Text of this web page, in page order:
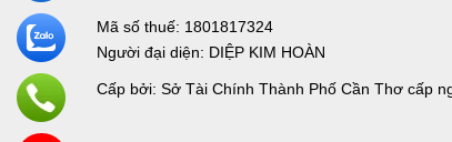
Mã số thuế: 1801817324
Người đại diện: DIỆP KIM HOÀN
Cấp bởi: Sở Tài Chính Thành Phố Cần Thơ cấp